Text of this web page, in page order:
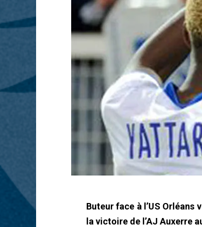
Buteur face à l’US
la victoire de l’AJ Auxerre